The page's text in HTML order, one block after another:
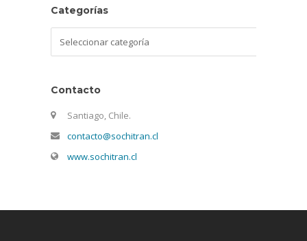
Categorías
Contacto
Santiago, Chile.
contacto@sochitran.cl
www.sochitran.cl